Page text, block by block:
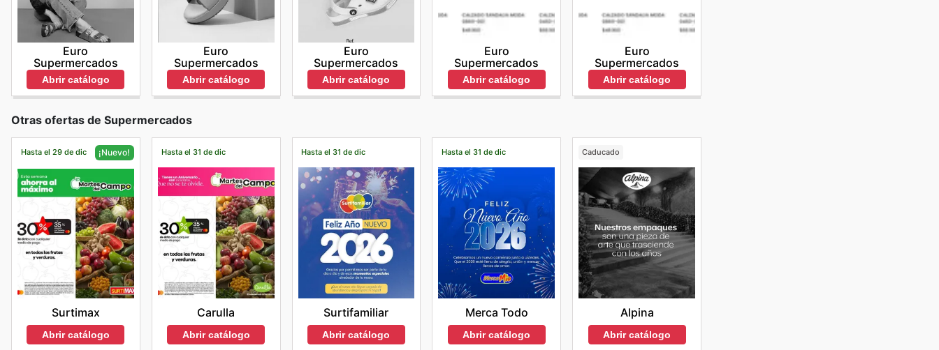
Euro
Supermercados
Abrir catálogo
Euro
Supermercados
Abrir catálogo
Euro
Supermercados
Abrir catálogo
Euro
Supermercados
Abrir catálogo
Euro
Supermercados
Abrir catálogo
Otras ofertas de Supermercados
Hasta el 29 de dic ¡Nuevo!
Surtimax
Abrir catálogo
Hasta el 31 de dic
Carulla
Abrir catálogo
Hasta el 31 de dic
Surtifamiliar
Abrir catálogo
Hasta el 31 de dic
Merca Todo
Abrir catálogo
Caducado
Alpina
Abrir catálogo